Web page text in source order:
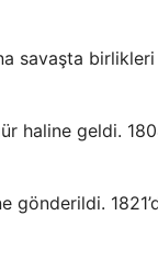
savaşta birlikleri
haline geldi.
gönderildi.